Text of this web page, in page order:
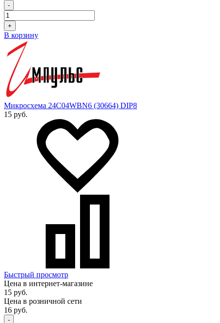
-
+
В корзину
Микросхема 24C04WBN6 (30664) DIP8
15 руб.
Быстрый просмотр
Цена в интернет-магазине
15 руб.
Цена в розничной сети
16 руб.
-